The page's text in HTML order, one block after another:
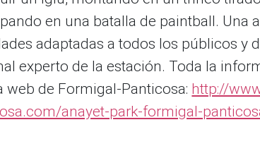
en una batalla de paintball. Una
adaptadas a todos los públicos y
experto de la estación. Toda la
web de Formigal-Panticosa: http://
anayet-park-formigal-